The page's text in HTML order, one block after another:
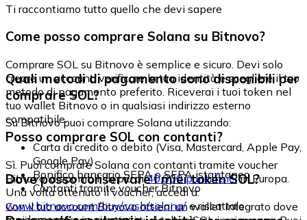
Ti raccontiamo tutto quello che devi sapere
Come posso comprare Solana su Bitnovo?
Comprare SOL su Bitnovo è semplice e sicuro. Devi solo
creare un account, verificare la tua identità e scegliere il tuo
metodo di pagamento preferito. Riceverai i tuoi token nel
tuo wallet Bitnovo o in qualsiasi indirizzo esterno
compatibile.
Quali metodi di pagamento sono disponibili per
comprare SOL?
Su Bitnovo puoi comprare Solana utilizzando:
Carta di credito o debito (Visa, Mastercard, Apple Pay,
Google Pay)
Bonifico bancario SEPA o SEPA istantaneo
Contanti tramite voucher Bitnovo
Posso comprare SOL con contanti?
Sì. Puoi comprare Solana con contanti tramite voucher
Bitnovo, disponibili in più di40.000 punti fisiciin Europa.
Una volta ottenuto il voucher, accedi a:
www.bitnovo.com/buy/cash/solana/e riscattalo
Dove posso conservare i miei token SOL?
Con il tuo account Bitnovo ottieni un wallet integrato dove